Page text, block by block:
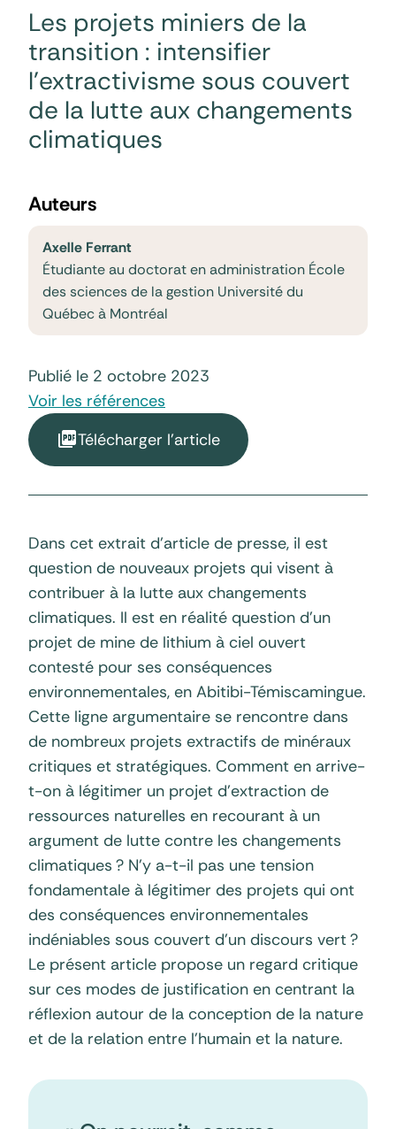
Les projets miniers de la
transition : intensifier
l’extractivisme sous couvert
de la lutte aux changements
climatiques
Auteurs
Axelle Ferrant
Étudiante au doctorat en administration École
des sciences de la gestion Université du
Québec à Montréal
Publié le 2 octobre 2023
Voir les références
Télécharger l'article
Dans cet extrait d’article de presse, il est
question de nouveaux projets qui visent à
contribuer à la lutte aux changements
climatiques. Il est en réalité question d’un
projet de mine de lithium à ciel ouvert
contesté pour ses conséquences
environnementales, en Abitibi-Témiscamingue.
Cette ligne argumentaire se rencontre dans
de nombreux projets extractifs de minéraux
critiques et stratégiques. Comment en arrive-
t-on à légitimer un projet d’extraction de
ressources naturelles en recourant à un
argument de lutte contre les changements
climatiques ? N’y a-t-il pas une tension
fondamentale à légitimer des projets qui ont
des conséquences environnementales
indéniables sous couvert d’un discours vert ?
Le présent article propose un regard critique
sur ces modes de justification en centrant la
réflexion autour de la conception de la nature
et de la relation entre l’humain et la nature.